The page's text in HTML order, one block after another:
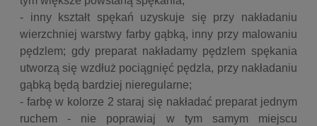
- inny kształt spękań uzyskuje się przy nakładaniu
wierzchniej warstwy farby gąbką, inny przy malowaniu
pędzlem; gdy preparat nakładamy pędzlem spękania
utworzą się wzdłuż pociągnięć pędzla, przy nakładaniu
gąbką będą bardziej nieregularne;
- farbę w kolorze 2 staraj się nakładać preparat jednym
ruchem - nie poprawiaj w tym samym miejscu